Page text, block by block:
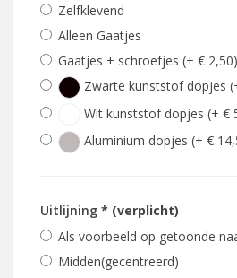
Zelfklevend
Alleen Gaatjes
Gaatjes + schroefjes (+ € 2,50)
Zwarte kunststof dopjes
Wit kunststof dopjes (+ €
Aluminium dopjes (+ €
Uitlijning * (verplicht)
Als voorbeeld op getoonde
Midden(gecentreerd)